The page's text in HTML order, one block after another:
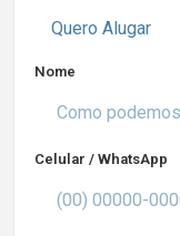
Quero Alugar
Nome
Celular / WhatsApp